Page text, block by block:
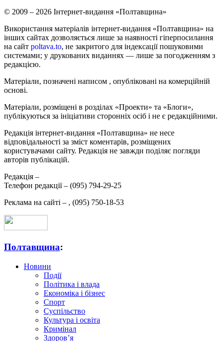
© 2009 – 2026 Інтернет-видання «Полтавщина»
Використання матеріалів інтернет-видання «Полтавщина» на
інших сайтах дозволяється лише за наявності гіперпосилання
на сайт poltava.to, не закритого для індексації пошуковими
системами; у друкованих виданнях — лише за погодженням з
редакцією.
Матеріали, позначені написом , опубліковані на комерційній
основі.
Матеріали, розміщені в розділах «Проекти» та «Блоги»,
публікуються за ініціативи сторонніх осіб і не є редакційними.
Редакція інтернет-видання «Полтавщина» не несе
відповідальності за зміст коментарів, розміщених
користувачами сайту. Редакція не завжди поділяє погляди
авторів публікацій.
Редакція –
Телефон редакції – (095) 794-29-25
Реклама на сайті – , (095) 750-18-53
Полтавщина:
Новини
Події
Політика і влада
Економіка і бізнес
Спорт
Суспільство
Культура і освіта
Кримінал
Здоров’я